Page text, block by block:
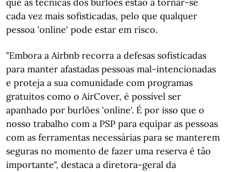
cada vez mais sofisticadas, pelo que qualquer
pessoa 'online' pode estar em risco.
"Embora a Airbnb recorra a defesas sofisticadas
para manter afastadas pessoas mal-intencionadas
e proteja a sua comunidade com programas
gratuitos como o AirCover, é possível ser
apanhado por burlões 'online'. É por isso que o
nosso trabalho com a PSP para equipar as pessoas
com as ferramentas necessárias para se manterem
seguras no momento de fazer uma reserva é tão
importante", destaca a diretora-geral da